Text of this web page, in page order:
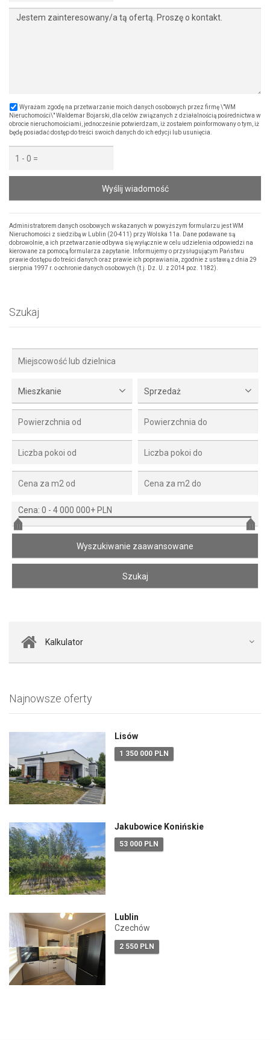
Wyrażam zgodę na przetwarzanie moich danych osobowych przez firmę \"WM
Nieruchomości\" Waldemar Bojarski, dla celów związanych z działalnością pośrednictwa w
obrocie nieruchomościami, jednocześnie potwierdzam, iż zostałem poinformowany o tym, iż
będę posiadać dostęp do treści swoich danych do ich edycji lub usunięcia.
Wyślij wiadomość
Administratorem danych osobowych wskazanych w powyższym formularzu jest WM
Nieruchomości z siedzibą w Lublin (20-411) przy Wolska 11a. Dane podawane są
dobrowolnie, a ich przetwarzanie odbywa się wyłącznie w celu udzielenia odpowiedzi na
kierowane za pomocą formularza zapytanie. Informujemy o przysługującym Państwu
prawie dostępu do treści danych oraz prawie ich poprawiania, zgodnie z ustawą z dnia 29
sierpnia 1997 r. o ochronie danych osobowych (t.j. Dz. U. z 2014 poz. 1182).
Szukaj
Mieszkanie Sprzedaż
Cena: 0 - 4 000 000+ PLN
Kalkulator
Najnowsze oferty
Lisów
1 350 000 PLN
Jakubowice Konińskie
53 000 PLN
Lublin
Czechów
2 550 PLN